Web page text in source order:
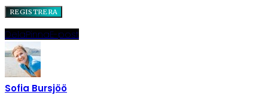
DelaPinnaE-post
Sofia Bursjöö